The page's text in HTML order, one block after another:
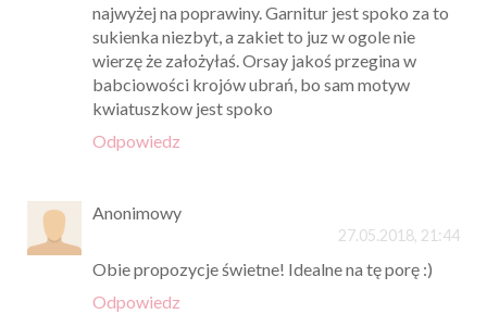
najwyżej na poprawiny. Garnitur jest spoko za to
sukienka niezbyt, a zakiet to juz w ogole nie
wierzę że założyłaś. Orsay jakoś przegina w
babciowości krojów ubrań, bo sam motyw
kwiatuszkow jest spoko
Odpowiedz
Anonimowy
27.05.2018, 21:44
Obie propozycje świetne! Idealne na tę porę :)
Odpowiedz